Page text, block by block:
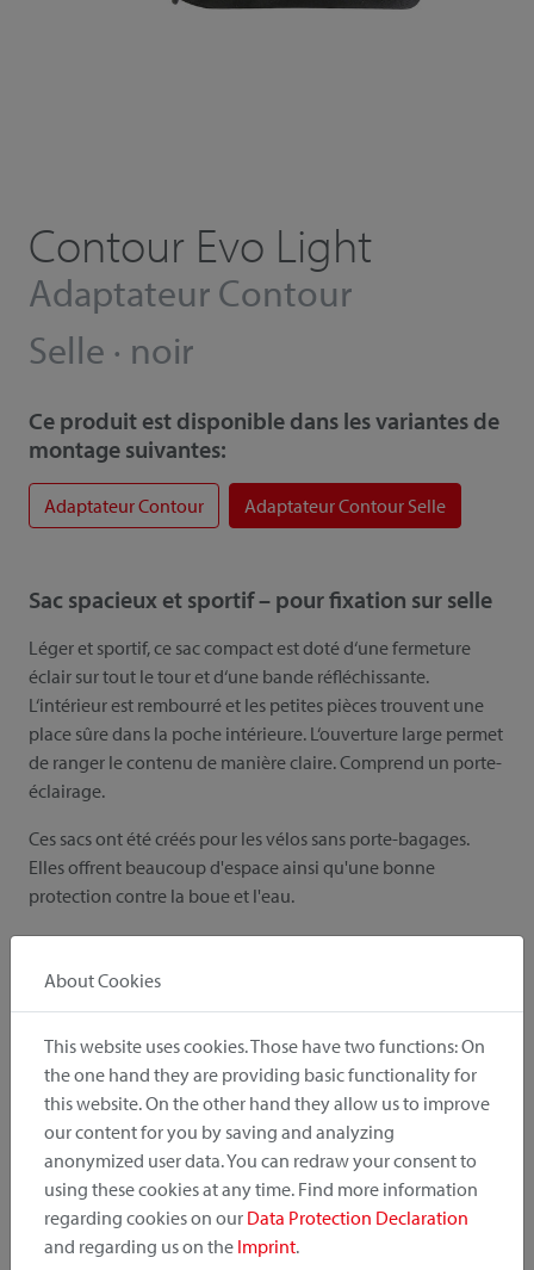
Contour Evo Light
Adaptateur Contour
Selle · noir
Ce produit est disponible dans les variantes de
montage suivantes:
Adaptateur Contour Adaptateur Contour Selle
Sac spacieux et sportif – pour fixation sur selle
Léger et sportif, ce sac compact est doté d‘une fermeture
éclair sur tout le tour et d‘une bande réfléchissante.
L‘intérieur est rembourré et les petites pièces trouvent une
place sûre dans la poche intérieure. L‘ouverture large permet
de ranger le contenu de manière claire. Comprend un porte-
éclairage.
Ces sacs ont été créés pour les vélos sans porte-bagages.
Elles offrent beaucoup d'espace ainsi qu'une bonne
protection contre la boue et l'eau.
Inclus dans la livraison
Tous les détails
About Cookies
This website uses cookies. Those have two functions: On
the one hand they are providing basic functionality for
this website. On the other hand they allow us to improve
our content for you by saving and analyzing
anonymized user data. You can redraw your consent to
using these cookies at any time. Find more information
regarding cookies on our Data Protection Declaration
and regarding us on the Imprint.